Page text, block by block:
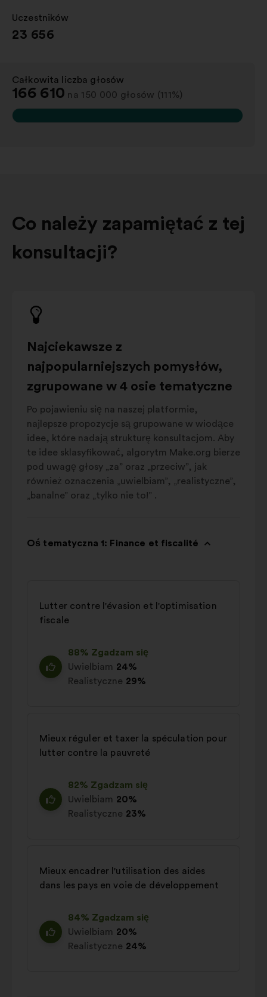
Uczestników
:
23 656
Całkowita liczba głosów
:
166 610 na 150 000 głosów (111%)
Co należy zapamiętać z tej
konsultacji?
Najciekawsze z
najpopularniejszych pomysłów,
zgrupowane w 4 osie tematyczne
Po pojawieniu się na naszej platformie,
najlepsze propozycje są grupowane w wiodące
idee, które nadają strukturę konsultacjom. Aby
te idee sklasyfikować, algorytm Make.org bierze
pod uwagę głosy „za” oraz „przeciw”, jak
również oznaczenia „uwielbiam”, „realistyczne”,
„banalne” oraz „tylko nie to!” .
Oś tematyczna 1: Finance et fiscalité
Lutter contre l'évasion et l'optimisation
fiscale
88% Zgadzam się
Uwielbiam 24%
Realistyczne 29%
Mieux réguler et taxer la spéculation pour
lutter contre la pauvreté
82% Zgadzam się
Uwielbiam 20%
Realistyczne 23%
Mieux encadrer l'utilisation des aides
dans les pays en voie de développement
84% Zgadzam się
Uwielbiam 20%
Realistyczne 24%